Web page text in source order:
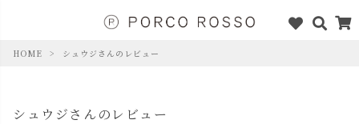
HOME シュウジさんのレビュー
シュウジさんのレビュー